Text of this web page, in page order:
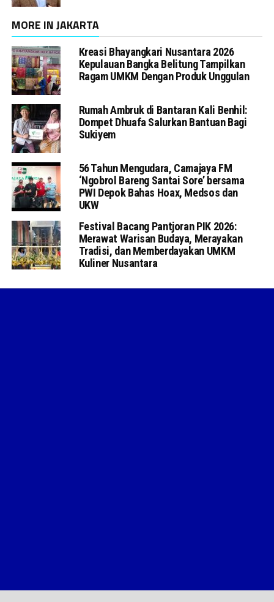
MORE IN JAKARTA
Kreasi Bhayangkari Nusantara 2026
Kepulauan Bangka Belitung Tampilkan
Ragam UMKM Dengan Produk Unggulan
Rumah Ambruk di Bantaran Kali Benhil:
Dompet Dhuafa Salurkan Bantuan Bagi
Sukiyem
56 Tahun Mengudara, Camajaya FM
‘Ngobrol Bareng Santai Sore’ bersama
PWI Depok Bahas Hoax, Medsos dan
UKW
Festival Bacang Pantjoran PIK 2026:
Merawat Warisan Budaya, Merayakan
Tradisi, dan Memberdayakan UMKM
Kuliner Nusantara